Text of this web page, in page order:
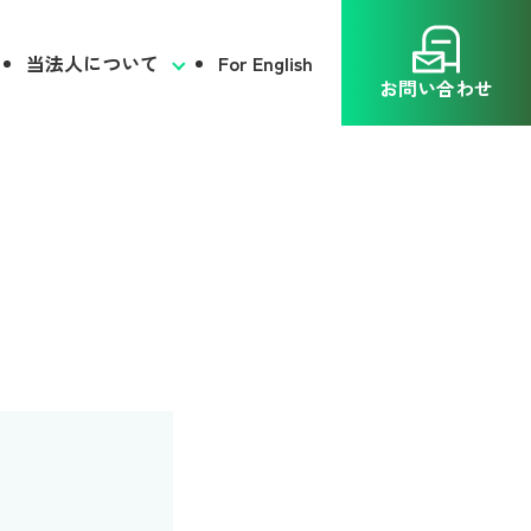
当法人について
For English
お問い合わせ